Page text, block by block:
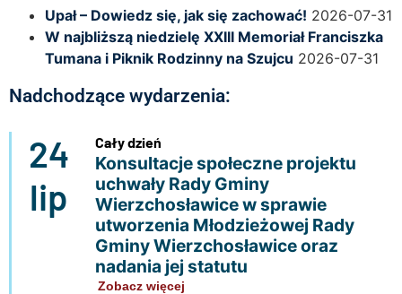
Upał – Dowiedz się, jak się zachować! 2026-07-31
W najbliższą niedzielę XXIII Memoriał Franciszka
Tumana i Piknik Rodzinny na Szujcu 2026-07-31
Nadchodzące wydarzenia:
24
lip
Cały dzień
Konsultacje społeczne projektu
uchwały Rady Gminy
Wierzchosławice w sprawie
utworzenia Młodzieżowej Rady
Gminy Wierzchosławice oraz
nadania jej statutu
Zobacz więcej